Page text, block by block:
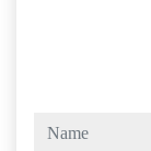
name